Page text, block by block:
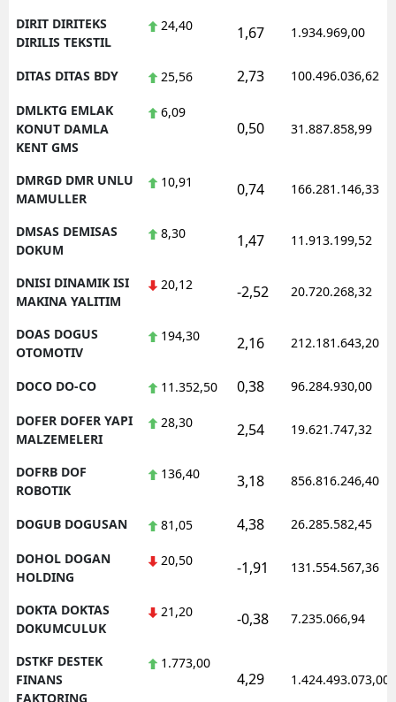
DIRIT DIRITEKS
DIRILIS TEKSTIL
24,40 1,67 1.934.969,00
DITAS DITAS BDY 25,56 2,73 100.496.036,62
DMLKTG EMLAK
KONUT DAMLA
KENT GMS
6,09
0,50 31.887.858,99
DMRGD DMR UNLU
MAMULLER
10,91 0,74 166.281.146,33
DMSAS DEMISAS
DOKUM
8,30 1,47 11.913.199,52
DNISI DINAMIK ISI
MAKINA YALITIM
20,12 -2,52 20.720.268,32
DOAS DOGUS
OTOMOTIV
194,30 2,16 212.181.643,20
DOCO DO-CO 11.352,50 0,38 96.284.930,00
DOFER DOFER YAPI
MALZEMELERI
28,30 2,54 19.621.747,32
DOFRB DOF
ROBOTIK
136,40 3,18 856.816.246,40
DOGUB DOGUSAN 81,05 4,38 26.285.582,45
DOHOL DOGAN
HOLDING
20,50 -1,91 131.554.567,36
DOKTA DOKTAS
DOKUMCULUK
21,20 -0,38 7.235.066,94
DSTKF DESTEK
FINANS
FAKTORING
1.773,00
4,29 1.424.493.073,00